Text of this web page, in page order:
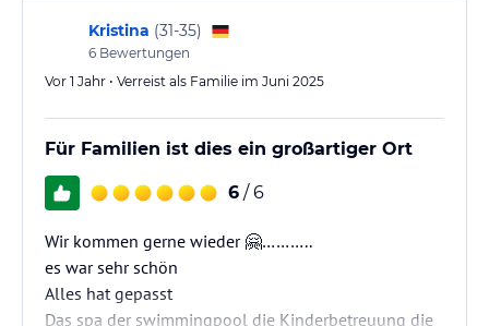
Kristina (31-35)
6 Bewertungen
Vor 1 Jahr • Verreist als Familie im Juni 2025
Für Familien ist dies ein großartiger Ort
6 / 6
Wir kommen gerne wieder 🤗………..
es war sehr schön
Alles hat gepasst
Das spa der swimmingpool die Kinderbetreuung die